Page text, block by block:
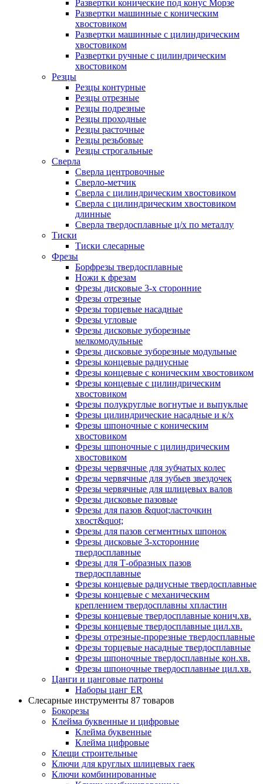
Развертки конические под конус Морзе
Развертки машинные с коническим
хвостовиком
Развертки машинные с цилиндрическим
хвостовиком
Развертки ручные с цилиндрическим
хвостовиком
Резцы
Резцы контурные
Резцы отрезные
Резцы подрезные
Резцы проходные
Резцы расточные
Резцы резьбовые
Резцы строгальные
Сверла
Сверла центровочные
Сверло-метчик
Сверла с цилиндрическим хвостовиком
Сверла с цилиндрическим хвостовиком
длинные
Сверла твердосплавные ц/х по металлу
Тиски
Тиски слесарные
Фрезы
Борфрезы твердосплавные
Ножи к фрезам
Фрезы дисковые 3-х сторонние
Фрезы отрезные
Фрезы торцевые насадные
Фрезы угловые
Фрезы дисковые зуборезные
мелкомодульные
Фрезы дисковые зуборезные модульные
Фрезы концевые радиусные
Фрезы концевые с коническим хвостовиком
Фрезы концевые с цилиндрическим
хвостовиком
Фрезы полукруглые вогнутые и выпуклые
Фрезы цилиндрические насадные и к/х
Фрезы шпоночные с коническим
хвостовиком
Фрезы шпоночные с цилиндрическим
хвостовиком
Фрезы червячные для зубчатых колес
Фрезы червячные для зубьев звездочек
Фрезы червячные для шлицевых валов
Фрезы дисковые пазовые
Фрезы для пазов &quot;ласточкин
хвост&quot;
Фрезы для пазов сегментных шпонок
Фрезы дисковые 3-хсторонние
твердосплавные
Фрезы для Т-образных пазов
твердосплавные
Фрезы концевые радиусные твердосплавные
Фрезы концевые с механическим
креплением твердосплавны хпластин
Фрезы концевые твердосплавные конич.хв.
Фрезы концевые твердосплавные цил.хв.
Фрезы отрезные-прорезные твердосплавные
Фрезы торцевые насадные твердосплавные
Фрезы шпоночные твердосплавные кон.хв.
Фрезы шпоночные твердосплавные цил.хв.
Цанги и цанговые патроны
Наборы цанг ER
Слесарные инструменты 87 товаров
Бокорезы
Клейма буквенные и цифровые
Клейма буквенные
Клейма цифровые
Клещи строительные
Ключи для круглых шлицевых гаек
Ключи комбинированные